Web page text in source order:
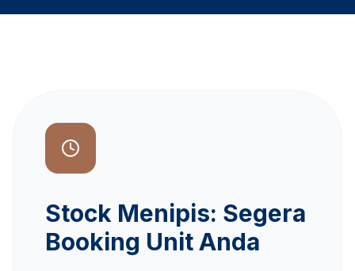
Stock Menipis: Segera
Booking Unit Anda